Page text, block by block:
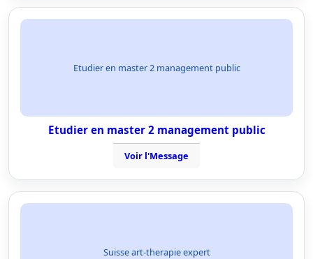
Etudier en master 2 management public
Etudier en master 2 management public
Voir l'Message
Suisse art-therapie expert